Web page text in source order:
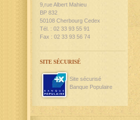
9,rue Albert Mahieu
BP 832
50108 Cherbourg Cedex
Tél. : 02 33 93 55 91
Fax : 02 33 93 56 74
SITE SÉCURISÉ
Site sécurisé
Banque Populaire